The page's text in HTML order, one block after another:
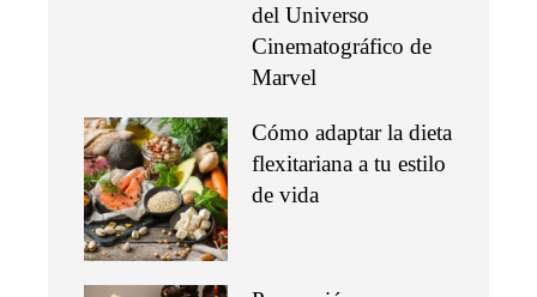
del Universo
Cinematográfico de
Marvel
Cómo adaptar la dieta
flexitariana a tu estilo
de vida